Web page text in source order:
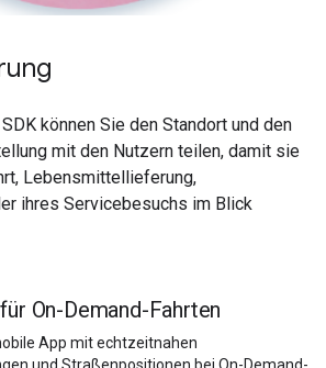
können Sie den Standort und den
mit den Nutzern teilen, damit sie
Lebensmittellieferung,
ihres Servicebesuchs im Blick
On-Demand-Fahrten
App mit echtzeitnahen